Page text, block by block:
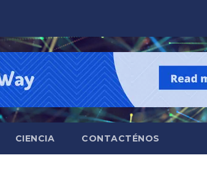
CIENCIA CONTACTÉNOS